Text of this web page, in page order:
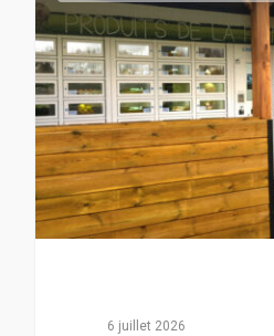
6 juillet 2026